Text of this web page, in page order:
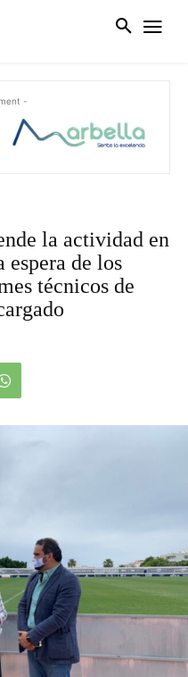
-
la actividad en
espera de los
técnicos de